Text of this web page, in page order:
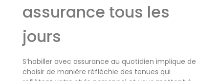
assurance tous les
jours
S’habiller avec assurance au quotidien implique de
choisir de manière réfléchie des tenues qui